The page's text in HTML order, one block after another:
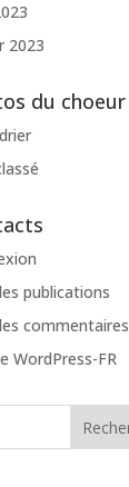
2023
du choeur
publications
commentaires
WordPress-FR